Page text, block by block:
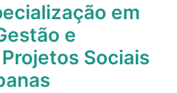
em
e
Sociais